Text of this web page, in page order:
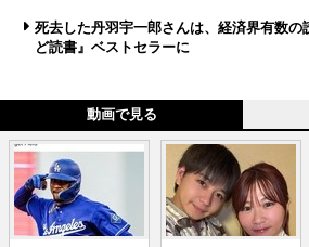
死去した丹羽宇一郎さんは、経済界有数
ど読書』ベストセラーに
動画で見る